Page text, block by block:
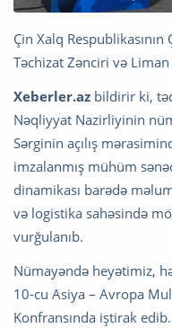
Çin Xalq
Təchizat Zənciri və
Xeberler.az bildirir ki,
Nəqliyyat Nazirliyinin
Sərginin açılış
imzalanmış mühüm
dinamikası barədə
və logistika sahəsində
vurğulanıb.
Nümayəndə heyətimiz,
10-cu Asiya – Avropa
Konfransında iştirak